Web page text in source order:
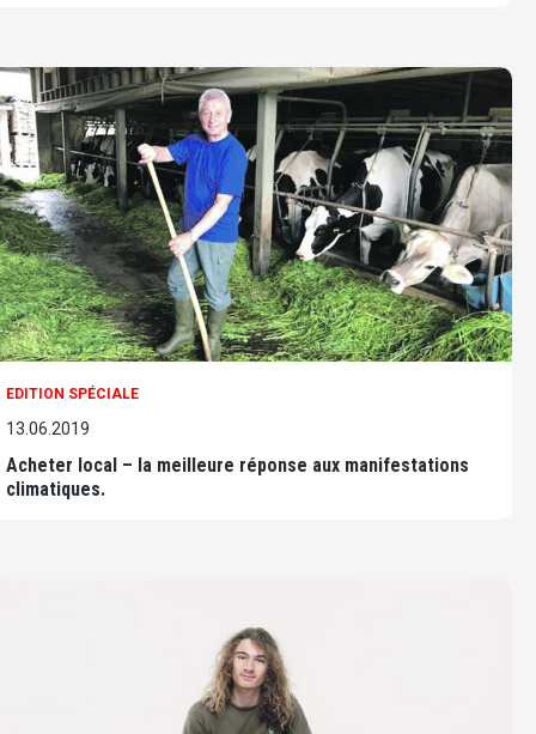
EDITION SPÉCIALE
13.06.2019
Acheter local – la meilleure réponse aux manifestations
climatiques.